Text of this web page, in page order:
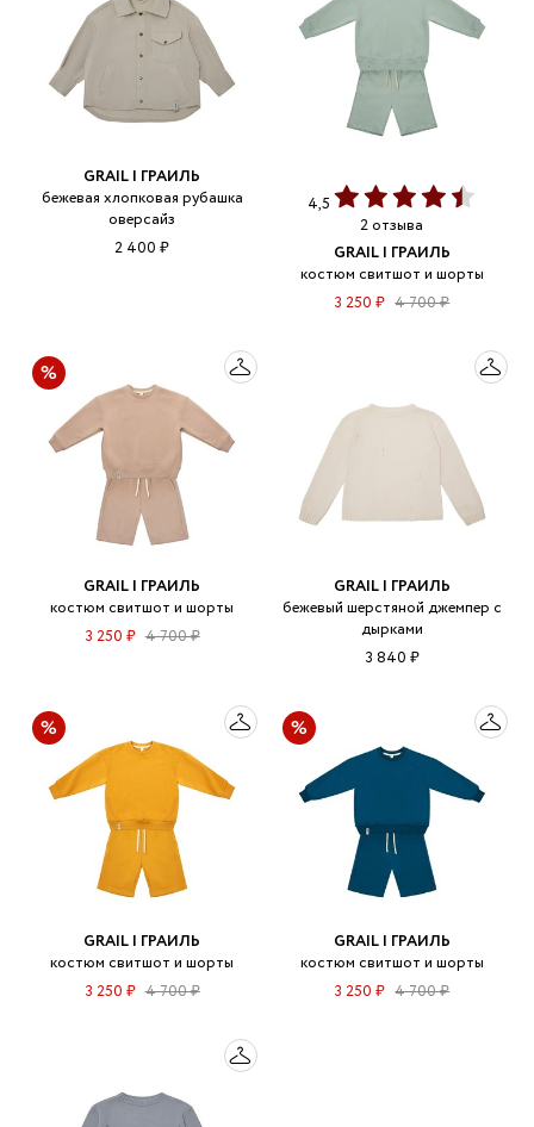
GRAIL | ГРАИЛЬ
бежевая хлопковая рубашка
оверсайз
2 400 ₽
4,5
2 отзыва
GRAIL | ГРАИЛЬ
костюм свитшот и шорты
3 250 ₽ 4 700 ₽
GRAIL | ГРАИЛЬ
костюм свитшот и шорты
3 250 ₽ 4 700 ₽
GRAIL | ГРАИЛЬ
бежевый шерстяной джемпер с
дырками
3 840 ₽
GRAIL | ГРАИЛЬ
костюм свитшот и шорты
3 250 ₽ 4 700 ₽
GRAIL | ГРАИЛЬ
костюм свитшот и шорты
3 250 ₽ 4 700 ₽